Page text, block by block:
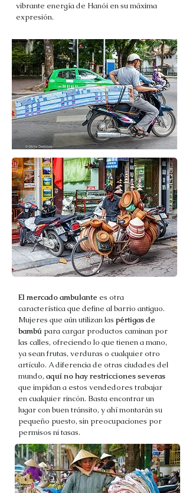
vibrante energía de Hanói en su máxima
expresión.
El mercado ambulante es otra
característica que define al barrio antiguo.
Mujeres que aún utilizan las pértigas de
bambú para cargar productos caminan por
las calles, ofreciendo lo que tienen a mano,
ya sean frutas, verduras o cualquier otro
artículo. A diferencia de otras ciudades del
mundo, aquí no hay restricciones severas
que impidan a estos vendedores trabajar
en cualquier rincón. Basta encontrar un
lugar con buen tránsito, y ahí montarán su
pequeño puesto, sin preocupaciones por
permisos ni tasas.